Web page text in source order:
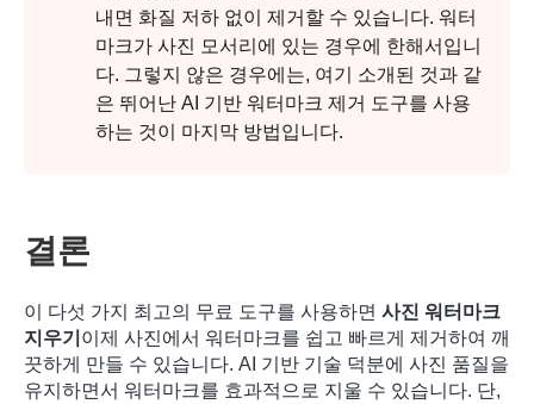
2 단계.
내면 화질 저하 없이 제거할 수 있습니다. 워터
마크가 사진 모서리에 있는 경우에 한해서입니
다. 그렇지 않은 경우에는, 여기 소개된 것과 같
은 뛰어난 AI 기반 워터마크 제거 도구를 사용
하는 것이 마지막 방법입니다.
결론
이 다섯 가지 최고의 무료 도구를 사용하면 사진 워터마크
지우기 이제 사진에서 워터마크를 쉽고 빠르게 제거하여 깨
끗하게 만들 수 있습니다. AI 기반 기술 덕분에 사진 품질을
유지하면서 워터마크를 효과적으로 지울 수 있습니다. 단,